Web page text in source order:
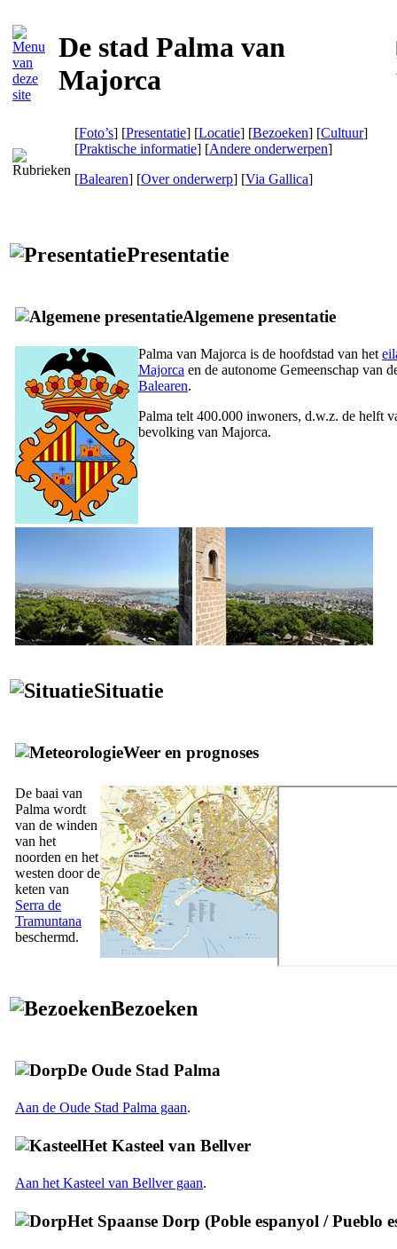
De stad Palma van
Majorca
[Foto’s] [Presentatie] [Locatie] [Bezoeken] [Cultuur]
[Praktische informatie] [Andere onderwerpen]
[Balearen] [Over onderwerp] [Via Gallica]
Presentatie
Algemene presentatie
Palma van Majorca is de hoofdstad van het
Majorca en de autonome Gemeenschap van
Balearen.
Palma telt 400.000 inwoners, d.w.z. de helft
bevolking van Majorca.
Situatie
Weer en prognoses
De baai van
Palma wordt
van de winden
van het
noorden en het
westen door de
keten van
Serra de
Tramuntana
beschermd.
Bezoeken
De Oude Stad Palma
Aan de Oude Stad Palma gaan.
Het Kasteel van Bellver
Aan het Kasteel van Bellvergaan.
Het Spaanse Dorp (Poble espanyol /Pueblo